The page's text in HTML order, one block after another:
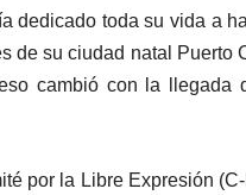
dedicado toda su vida a
de su ciudad natal Puerto
cambió con la
por la Libre Expresión